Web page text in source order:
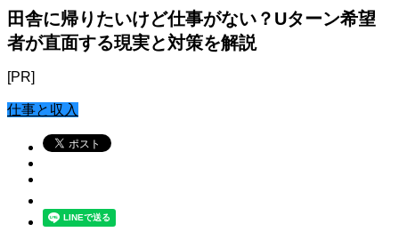
田舎に帰りたいけど仕事がない？Uターン希望
者が直面する現実と対策を解説
[PR]
仕事と収入